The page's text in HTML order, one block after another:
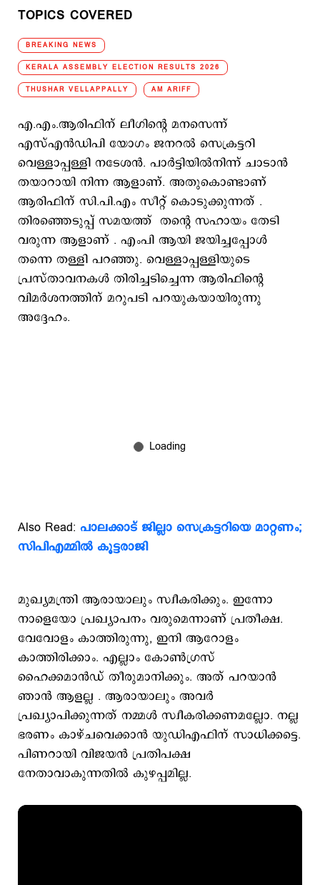
TOPICS COVERED
BREAKING NEWS
KERALA ASSEMBLY ELECTION RESULTS 2026
THUSHAR VELLAPPALLY AM ARIFF
എ.എം.ആരിഫിന് ലീഗിന്റെ മനസെന്ന്
എസ്എന്‍ഡിപി യോഗം ജനറല്‍ സെക്രട്ടറി
വെള്ളാപ്പള്ളി നടേശന്‍. പാര്‍ട്ടിയില്‍നിന്ന് ചാടാന്‍
തയാറായി നിന്ന ആളാണ്. അതുകൊണ്ടാണ്
ആരിഫിന് സി.പി.എം സീറ്റ് കൊടുക്കുന്നത് .
തിരഞ്ഞെടുപ്പ് സമയത്ത് തന്റെ സഹായം തേടി
വരുന്ന ആളാണ് . എംപി ആയി ജയിച്ചപ്പോൾ
തന്നെ തള്ളി പറഞ്ഞു. വെള്ളാപ്പള്ളിയുടെ
പ്രസ്താവനകള്‍ തിരിച്ചടിച്ചെന്ന ആരിഫിന്റെ
വിമര്‍ശനത്തിന് മറുപടി പറയുകയായിരുന്നു
അദ്ദേഹം.
Also Read: പാലക്കാട് ജില്ലാ സെക്രട്ടറിയെ മാറ്റണം;
സിപിഎമ്മില്‍ കൂട്ടരാജി
മുഖ്യമന്ത്രി ആരായാലും സ്വീകരിക്കും. ഇന്നോ
നാളെയോ പ്രഖ്യാപനം വരുമെന്നാണ് പ്രതീക്ഷ.
വേവോളം കാത്തിരുന്നു, ഇനി ആറോളം
കാത്തിരിക്കാം. എല്ലാം കോൺഗ്രസ്
ഹൈക്കമാൻഡ് തീരുമാനിക്കും. അത് പറയാൻ
ഞാൻ ആളല്ല . ആരായാലും അവർ
പ്രഖ്യാപിക്കുന്നത് നമ്മൾ സ്വീകരിക്കണമല്ലോ. നല്ല
ഭരണം കാഴ്ചവെക്കാൻ യുഡിഎഫിന് സാധിക്കട്ടെ.
പിണറായി വിജയന്‍ പ്രതിപക്ഷ
നേതാവാകുന്നതില്‍ കുഴപ്പമില്ല.